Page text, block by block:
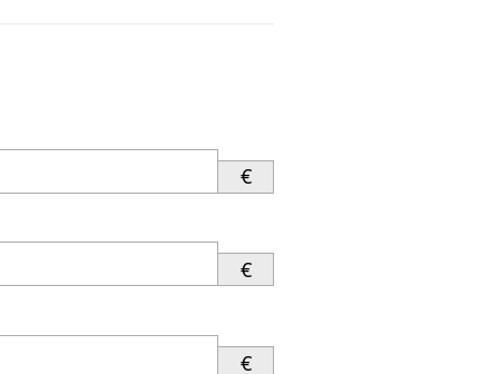
€
€
€